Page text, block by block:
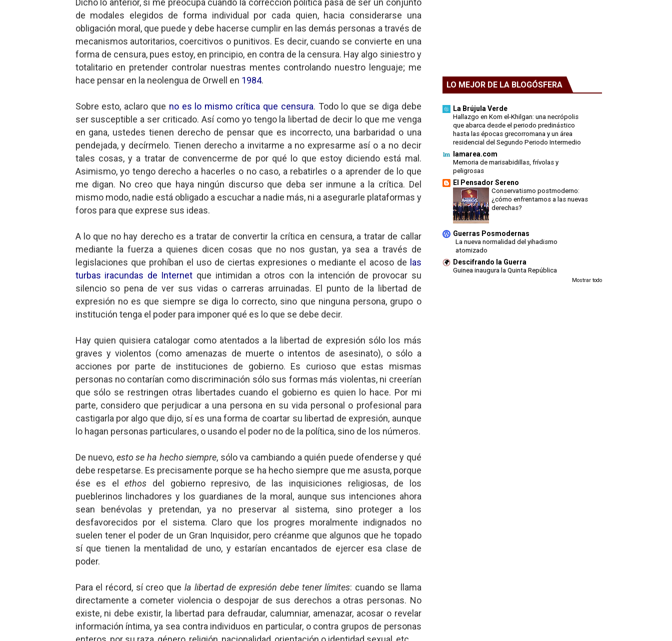
Dicho lo anterior, sí me preocupa cuando la corrección política pasa de ser un conjunto
de modales elegidos de forma individual por cada quien, hacia considerarse una
obligación moral, que puede y debe hacerse cumplir en las demás personas a través de
mecanismos autoritarios, coercitivos o punitivos. Es decir, cuando se convierte en una
forma de censura, pues estoy, en principio, en contra de la censura. Hay algo siniestro y
totalitario en pretender controlar nuestras mentes controlando nuestro lenguaje; me
hace pensar en la neolengua de Orwell en 1984.
Sobre esto, aclaro que no es lo mismo crítica que censura. Todo lo que se diga debe
ser susceptible a ser criticado. Así como yo tengo la libertad de decir lo que me venga
en gana, ustedes tienen derecho de pensar que es incorrecto, una barbaridad o una
pendejada, y decírmelo. Tienen derecho a invitarme a no expresarme así o a no decir
tales cosas, y a tratar de convencerme de por qué lo que estoy diciendo está mal.
Asimismo, yo tengo derecho a hacerles o no caso, a rebatirles o a aprender de lo que
me digan. No creo que haya ningún discurso que deba ser inmune a la crítica. Del
mismo modo, nadie está obligado a escuchar a nadie más, ni a asegurarle plataformas y
foros para que exprese sus ideas.
A lo que no hay derecho es a tratar de convertir la crítica en censura, a tratar de callar
mediante la fuerza a quienes dicen cosas que no nos gustan, ya sea a través de
legislaciones que prohíban el uso de ciertas expresiones o mediante el acoso de las
turbas iracundas de Internet que intimidan a otros con la intención de provocar su
silencio so pena de ver sus vidas o carreras arruinadas. El punto de la libertad de
expresión no es que siempre se diga lo correcto, sino que ninguna persona, grupo o
institución tenga el poder para imponer qué es lo que se debe decir.
Hay quien quisiera catalogar como atentados a la libertad de expresión sólo los más
graves y violentos (como amenazas de muerte o intentos de asesinato), o sólo a
acciones por parte de instituciones de gobierno. Es curioso que estas mismas
personas no contarían como discriminación sólo sus formas más violentas, ni creerían
que sólo se restringen otras libertades cuando el gobierno es quien lo hace. Por mi
parte, considero que perjudicar a una persona en su vida personal o profesional para
castigarla por algo que dijo, sí es una forma de coartar su libertad de expresión, aunque
lo hagan personas particulares, o usando el poder no de la política, sino de los números.
De nuevo, esto se ha hecho siempre, sólova cambiando a quién puede ofenderse y qué
debe respetarse. Es precisamente porque se ha hecho siempre que me asusta, porque
ése es elethos del gobierno represivo, de las inquisiciones religiosas, de los
pueblerinos linchadores y los guardianes de la moral, aunque sus intenciones ahora
sean benévolas y pretendan, ya no preservar al sistema, sino proteger a los
desfavorecidos por el sistema. Claro que los progres moralmente indignados no
suelen tener el poder de un Gran Inquisidor, pero créanme que algunos que he topado
sí que tienen la mentalidad de uno, y estarían encantados de ejercer esa clase de
poder.
Para el récord, sí creo que la libertad de expresión debe tener límites: cuando se llama
directamente a cometer violencia o despojar de sus derechos a otras personas. No
existe, ni debe existir, la libertad para defraudar, calumniar, amenazar, acosar o revelar
información íntima, ya sea contra individuos en particular, o contra grupos de personas
LO MEJOR DE LA BLOGÓSFERA
La Brújula Verde
Hallazgo en Kom el-Khilgan: una necrópolis
que abarca desde el periodo predinástico
hasta las épocas grecorromana y un área
residencial del Segundo Periodo Intermedio
lamarea.com
Memoria de marisabidillas, frívolas y
peligrosas
El Pensador Sereno
Conservatismo postmoderno:
¿cómo enfrentamos a las nuevas
derechas?
Guerras Posmodernas
La nueva normalidad del yihadismo
atomizado
Descifrando la Guerra
Guinea inaugura la Quinta República
Mostrar todo